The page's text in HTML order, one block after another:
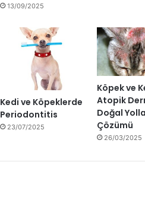
13/09/2025
Kedi ve Köpeklerde
Periodontitis
23/07/2025
Köpek ve
Atopik
Doğal
Çözümü
26/03/2025